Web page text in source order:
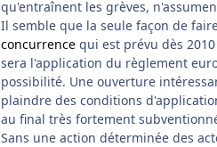
qu'entraînent les grèves,
Il semble que la seule façon de
concurrence qui est prévu dès
sera l'application du règlement
possibilité. Une ouverture
plaindre des conditions
au final très fortement
Sans une action déterminée des